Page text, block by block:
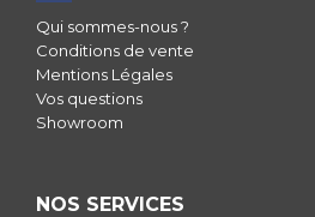
Qui sommes-nous ?
Conditions de vente
Mentions Légales
Vos questions
Showroom
NOS SERVICES